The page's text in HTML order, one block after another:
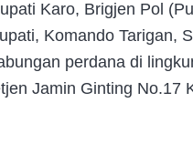
Karo, Brigjen Pol
Komando Tarigan,
perdana di
Jamin Ginting No.17